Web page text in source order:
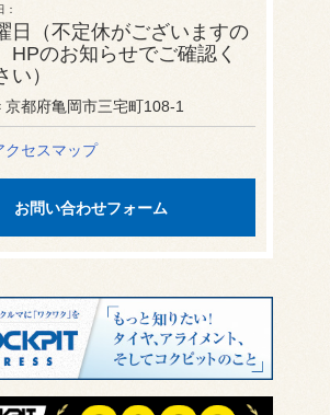
日（不定休がございますの
HPのお知らせでご確認く
い）
京都府亀岡市三宅町108-1
クセスマップ
お問い合わせフォーム